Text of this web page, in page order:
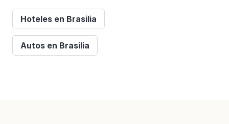
Hoteles en Brasilia
Autos en Brasilia